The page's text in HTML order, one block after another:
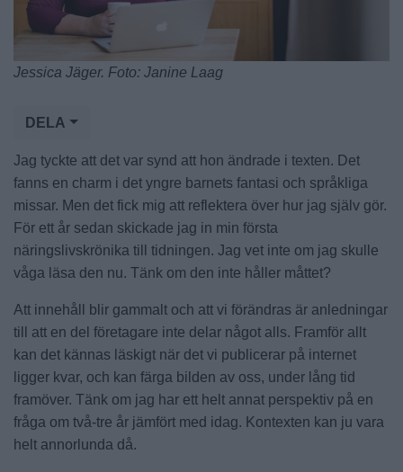
Jessica Jäger. Foto: Janine Laag
DELA
Jag tyckte att det var synd att hon ändrade i texten. Det
fanns en charm i det yngre barnets fantasi och språkliga
missar. Men det fick mig att reflektera över hur jag själv gör.
För ett år sedan skickade jag in min första
näringslivskrönika till tidningen. Jag vet inte om jag skulle
våga läsa den nu. Tänk om den inte håller måttet?
Att innehåll blir gammalt och att vi förändras är anledningar
till att en del företagare inte delar något alls. Framför allt
kan det kännas läskigt när det vi publicerar på internet
ligger kvar, och kan färga bilden av oss, under lång tid
framöver. Tänk om jag har ett helt annat perspektiv på en
fråga om två-tre år jämfört med idag. Kontexten kan ju vara
helt annorlunda då.